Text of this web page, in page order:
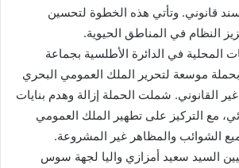
قانوني. وتأتي هذه الخطوة لتحسين
النظام في المناطق الحيوية.
المحلية في الدائرة الأطلسية بجماعة
موسعة لتحرير الملك العمومي البحري
القانوني. شملت الحملة إزالة وهدم بنايات
مع التركيز على تطهير الملك العمومي
الشوائب والمظاهر غير المشروعة.
السيد سعيد أمزازي واليا لجهة سوس